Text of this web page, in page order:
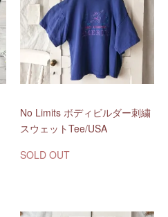
No Limits ボディビルダー刺繍
スウェットTee/USA
SOLD OUT